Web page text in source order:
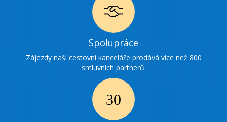
Ikonka
spolupráce
Spolupráce
Zájezdy naší cestovní kanceláře prodává více než 800
smluvních partnerů.
30 Ikonka